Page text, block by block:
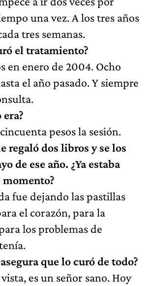
una vez. A los tres años
tres semanas.
el tratamiento?
en enero de 2004. Ocho
el año pasado. Y siempre
pesos la sesión.
regaló dos libros y se los
de ese año. ¿Ya estaba
momento?
fue dejando las pastillas
el corazón, para la
los problemas de
que lo curó de todo?
es un señor sano. Hoy